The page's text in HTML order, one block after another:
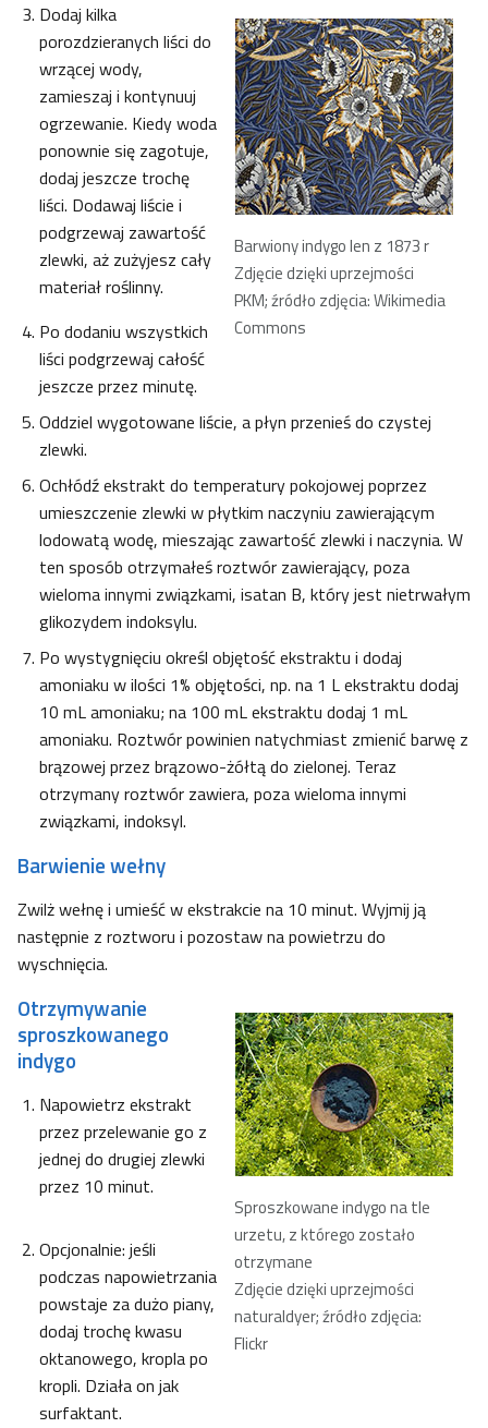
Barwiony indygo len z 1873 r
Zdjęcie dzięki uprzejmości
PKM; źródło zdjęcia: Wikimedia
Commons
Dodaj kilka
porozdzieranych liści do
wrzącej wody,
zamieszaj i kontynuuj
ogrzewanie. Kiedy woda
ponownie się zagotuje,
dodaj jeszcze trochę
liści. Dodawaj liście i
podgrzewaj zawartość
zlewki, aż zużyjesz cały
materiał roślinny.
Po dodaniu wszystkich
liści podgrzewaj całość
jeszcze przez minutę.
Oddziel wygotowane liście, a płyn przenieś do czystej
zlewki.
Ochłódź ekstrakt do temperatury pokojowej poprzez
umieszczenie zlewki w płytkim naczyniu zawierającym
lodowatą wodę, mieszając zawartość zlewki i naczynia. W
ten sposób otrzymałeś roztwór zawierający, poza
wieloma innymi związkami, isatan B, który jest nietrwałym
glikozydem indoksylu.
Po wystygnięciu określ objętość ekstraktu i dodaj
amoniaku w ilości 1% objętości, np. na 1 L ekstraktu dodaj
10 mL amoniaku; na 100 mL ekstraktu dodaj 1 mL
amoniaku. Roztwór powinien natychmiast zmienić barwę z
brązowej przez brązowo-żółtą do zielonej. Teraz
otrzymany roztwór zawiera, poza wieloma innymi
związkami, indoksyl.
Barwienie wełny
Zwilż wełnę i umieść w ekstrakcie na 10 minut. Wyjmij ją
następnie z roztworu i pozostaw na powietrzu do
wyschnięcia.
Sproszkowane indygo na tle
urzetu, z którego zostało
otrzymane
Zdjęcie dzięki uprzejmości
naturaldyer; źródło zdjęcia:
Flickr
Otrzymywanie
sproszkowanego
indygo
Napowietrz ekstrakt
przez przelewanie go z
jednej do drugiej zlewki
przez 10 minut.
Opcjonalnie: jeśli
podczas napowietrzania
powstaje za dużo piany,
dodaj trochę kwasu
oktanowego, kropla po
kropli. Działa on jak
surfaktant.